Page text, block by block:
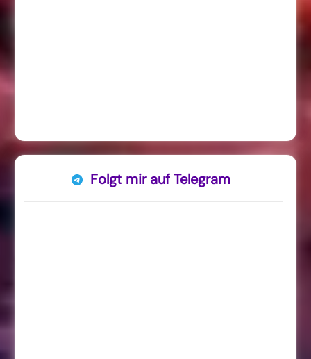
Folgt mir auf Telegram